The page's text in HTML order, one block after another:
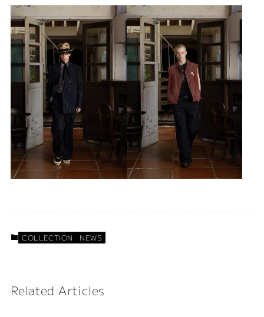
COLLECTION NEWS
Related Articles